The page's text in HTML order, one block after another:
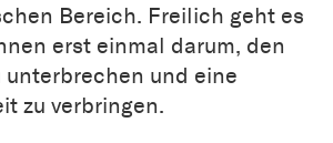
Bereich. Freilich geht es
erst einmal darum, den
und eine
zu verbringen.